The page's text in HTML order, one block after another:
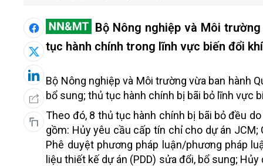
Bộ Nông nghiệp và Môi
tục hành chính trong lĩnh vực biến đổi
Bộ Nông nghiệp và Môi trường vừa ban hành
bổ sung; thủ tục hành chính bị bãi bỏ lĩnh vực
Theo đó, 8 thủ tục hành chính bị bãi bỏ đều
gồm: Hủy yêu cầu cấp tín chỉ cho dự án
Phê duyệt phương pháp luận/phương pháp
liệu thiết kế dự án (PDD) sửa đổi, bổ sung;